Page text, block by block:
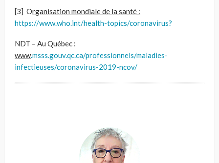
[3] Organisation mondiale de la santé :
https://www.who.int/health-topics/coronavirus?
NDT – Au Québec :
www.msss.gouv.qc.ca/professionnels/maladies-
infectieuses/coronavirus-2019-ncov/